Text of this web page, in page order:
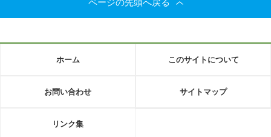
ページの先頭へ戻る
ホーム このサイトについて
お問い合わせ サイトマップ
リンク集